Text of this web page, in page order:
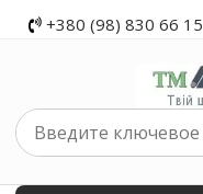
+380 (98) 830 66 15